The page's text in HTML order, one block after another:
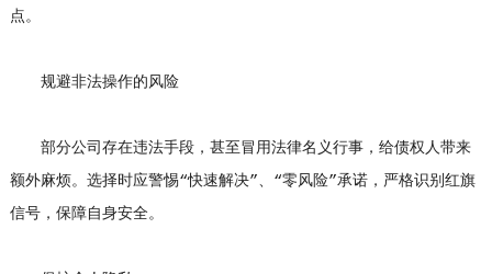
点。
规避非法操作的风险
部分公司存在违法手段，甚至冒用法律名义行事，给债权人带来
额外麻烦。选择时应警惕“快速解决”、“零风险”承诺，严格识别红旗
信号，保障自身安全。